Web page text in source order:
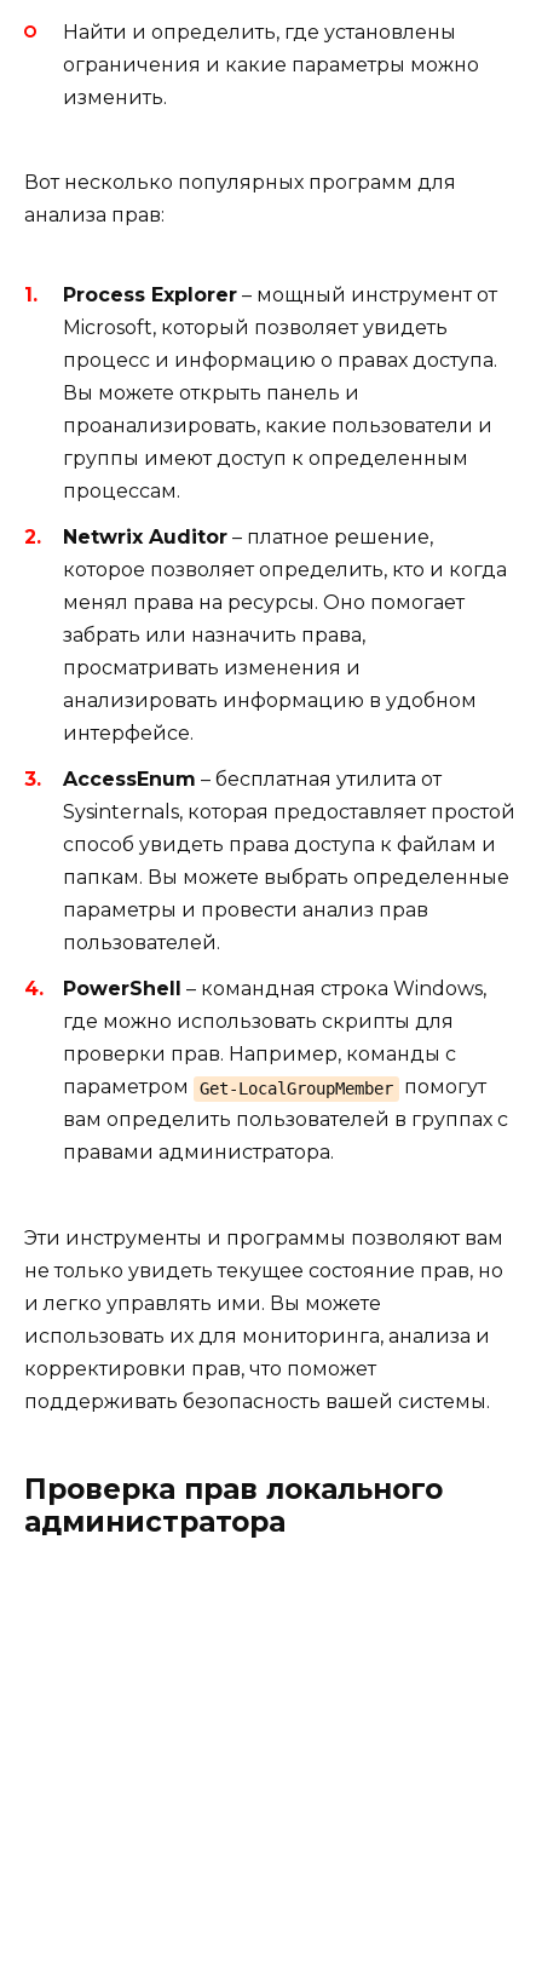
Найти и определить, где установлены
ограничения и какие параметры можно
изменить.
Вот несколько популярных программ для
анализа прав:
Process Explorer – мощный инструмент от
Microsoft, который позволяет увидеть
процесс и информацию о правах доступа.
Вы можете открыть панель и
проанализировать, какие пользователи и
группы имеют доступ к определенным
процессам.
Netwrix Auditor – платное решение,
которое позволяет определить, кто и когда
менял права на ресурсы. Оно помогает
забрать или назначить права,
просматривать изменения и
анализировать информацию в удобном
интерфейсе.
AccessEnum – бесплатная утилита от
Sysinternals, которая предоставляет простой
способ увидеть права доступа к файлам и
папкам. Вы можете выбрать определенные
параметры и провести анализ прав
пользователей.
PowerShell
– командная строка Windows,
где можно использовать скрипты для
проверки прав. Например, команды с
параметром
Get-LocalGroupMember
помогут
вам определить пользователей в группах с
правами администратора.
Эти инструменты и программы позволяют вам
не только увидеть текущее состояние прав, но
и легко управлять ими. Вы можете
использовать их для мониторинга, анализа и
корректировки прав, что поможет
поддерживать безопасность вашей системы.
Проверка прав локального
администратора